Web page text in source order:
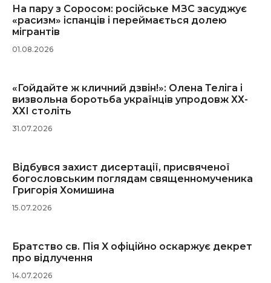
На пару з Соросом: російське МЗС засуджує
«расизм» іспанців і переймається долею
мігрантів
01.08.2026
«Гойдайте ж кличний дзвін!»: Олена Теліга і
визвольна боротьба українців упродовж ХХ-
ХХІ століть
31.07.2026
Відбувся захист дисертації, присвяченої
богословським поглядам священномученика
Григорія Хомишина
15.07.2026
Братство св. Пія X офіційно оскаржує декрет
про відлучення
14.07.2026